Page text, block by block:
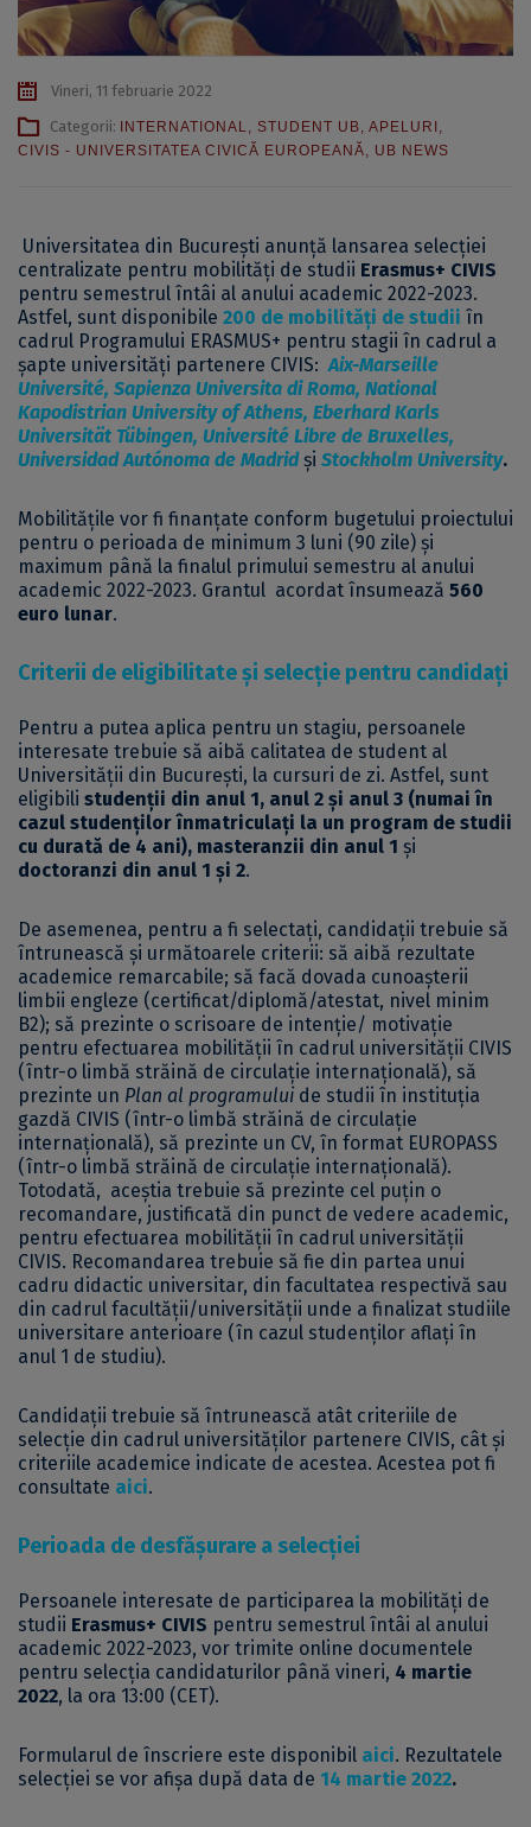
Vineri, 11 februarie 2022
Categorii:
INTERNATIONAL, STUDENT UB, APELURI ,
CIVIS - UNIVERSITATEA CIVICĂ EUROPEANĂ, UB NEWS
Universitatea din București anunță lansarea selecției
centralizate pentru mobilități de studii Erasmus+ CIVIS
pentru semestrul întâi al anului academic 2022-2023.
Astfel, sunt disponibile 200 de mobilități de studii în
cadrul Programului ERASMUS+ pentru stagii în cadrul a
șapte universități partenere CIVIS: Aix-Marseille
Université, Sapienza Universita di Roma, National
Kapodistrian University of Athens, Eberhard Karls
Universität Tübingen, Université Libre de Bruxelles,
Universidad Autónoma de Madrid și Stockholm University.
Mobilitățile vor fi finanțate conform bugetului proiectului
pentru o perioada de minimum 3 luni (90 zile) și
maximum până la finalul primului semestru al anului
academic 2022-2023. Grantul acordat însumează 560
euro lunar.
Criterii de eligibilitate și selecție pentru candidați
Pentru a putea aplica pentru un stagiu, persoanele
interesate trebuie să aibă calitatea de student al
Universității din București, la cursuri de zi. Astfel, sunt
eligibili studenții din anul 1, anul 2 și anul 3 (numai în
cazul studenților înmatriculați la un program de studii
cu durată de 4 ani), masteranzii din anul 1 și
doctoranzi din anul 1 și 2.
De asemenea, pentru a fi selectați, candidații trebuie să
întrunească și următoarele criterii: să aibă rezultate
academice remarcabile; să facă dovada cunoaşterii
limbii engleze (certificat/diplomă/atestat, nivel minim
B2); să prezinte o scrisoare de intenţie/ motivaţie
pentru efectuarea mobilității în cadrul universității CIVIS
(într-o limbă străină de circulație internațională), să
prezinte un Plan al programului de studii în instituția
gazdă CIVIS (într-o limbă străină de circulație
internațională), să prezinte un CV, în format EUROPASS
(într-o limbă străină de circulație internațională).
Totodată, aceștia trebuie să prezinte cel puțin o
recomandare, justificată din punct de vedere academic,
pentru efectuarea mobilității în cadrul universității
CIVIS. Recomandarea trebuie să fie din partea unui
cadru didactic universitar, din facultatea respectivă sau
din cadrul facultății/universității unde a finalizat studiile
universitare anterioare (în cazul studenților aflați în
anul 1 de studiu).
Candidații trebuie să întrunească atât criteriile de
selecție din cadrul universităților partenere CIVIS, cât și
criteriile academice indicate de acestea. Acestea pot fi
consultate aici.
Perioada de desfășurare a selecției
Persoanele interesate de participarea la mobilități de
studii Erasmus+ CIVIS pentru semestrul întâi al anului
academic 2022-2023, vor trimite online documentele
pentru selecția candidaturilor până vineri, 4 martie
2022, la ora 13:00 (CET).
Formularul de înscriere este disponibil aici. Rezultatele
selecției se vor afișa după data de 14 martie 2022.